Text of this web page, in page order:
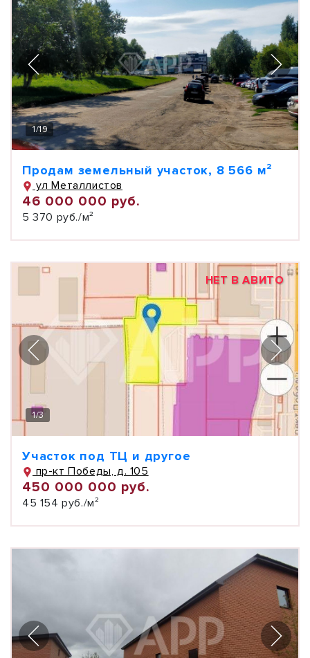
1/19
Продам земельный участок, 8 566 м²
ул Металлистов
46 000 000 руб.
5 370 руб./м²
НЕТ В АВИТО
1/3
Участок под ТЦ и другое
пр-кт Победы, д. 105
450 000 000 руб.
45 154 руб./м²